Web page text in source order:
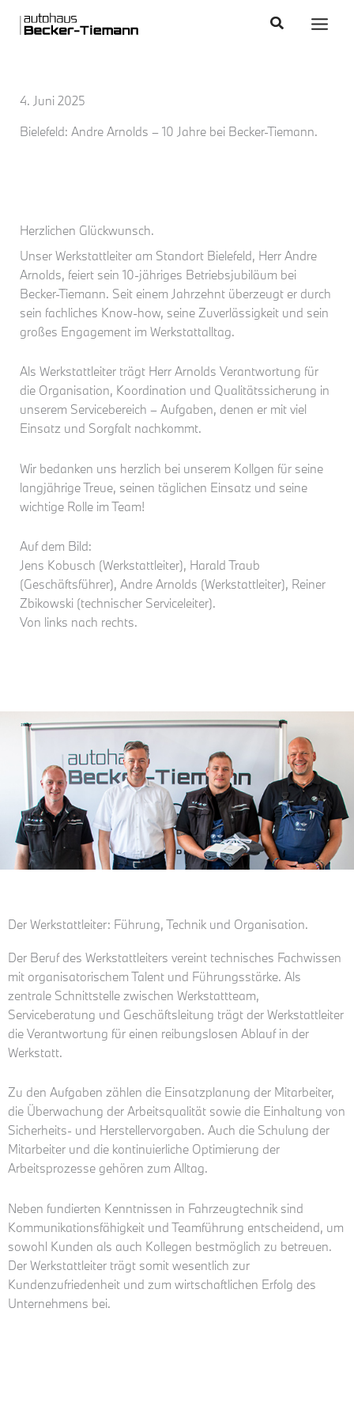
content
Inhalt
SuchenMain
4. Juni 2025
Bielefeld: Andre Arnolds – 10 Jahre bei Becker-Tiemann.
Herzlichen Glückwunsch.
Unser Werkstattleiter am Standort Bielefeld, Herr Andre
Arnolds, feiert sein 10-jähriges Betriebsjubiläum bei
Becker-Tiemann. Seit einem Jahrzehnt überzeugt er durch
sein fachliches Know-how, seine Zuverlässigkeit und sein
großes Engagement im Werkstattalltag.
Als Werkstattleiter trägt Herr Arnolds Verantwortung für
die Organisation, Koordination und Qualitätssicherung in
unserem Servicebereich – Aufgaben, denen er mit viel
Einsatz und Sorgfalt nachkommt.
Wir bedanken uns herzlich bei unserem Kollgen für seine
langjährige Treue, seinen täglichen Einsatz und seine
wichtige Rolle im Team!
Auf dem Bild:
Jens Kobusch (Werkstattleiter), Harald Traub
(Geschäftsführer), Andre Arnolds (Werkstattleiter), Reiner
Zbikowski (technischer Serviceleiter).
Von links nach rechts.
Der Werkstattleiter: Führung, Technik und Organisation.
Der Beruf des Werkstattleiters vereint technisches Fachwissen
mit organisatorischem Talent und Führungsstärke. Als
zentrale Schnittstelle zwischen Werkstattteam,
Serviceberatung und Geschäftsleitung trägt der Werkstattleiter
die Verantwortung für einen reibungslosen Ablauf in der
Werkstatt.
Zu den Aufgaben zählen die Einsatzplanung der Mitarbeiter,
die Überwachung der Arbeitsqualität sowie die Einhaltung von
Sicherheits- und Herstellervorgaben. Auch die Schulung der
Mitarbeiter und die kontinuierliche Optimierung der
Arbeitsprozesse gehören zum Alltag.
Neben fundierten Kenntnissen in Fahrzeugtechnik sind
Kommunikationsfähigkeit und Teamführung entscheidend, um
sowohl Kunden als auch Kollegen bestmöglich zu betreuen.
Der Werkstattleiter trägt somit wesentlich zur
Kundenzufriedenheit und zum wirtschaftlichen Erfolg des
Unternehmens bei.